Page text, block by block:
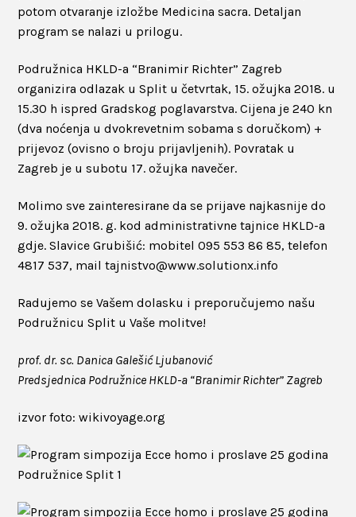
potom otvaranje izložbe Medicina sacra. Detaljan
program se nalazi u prilogu.
Podružnica HKLD-a “Branimir Richter” Zagreb
organizira odlazak u Split u četvrtak, 15. ožujka 2018. u
15.30 h ispred Gradskog poglavarstva. Cijena je 240 kn
(dva noćenja u dvokrevetnim sobama s doručkom) +
prijevoz (ovisno o broju prijavljenih). Povratak u
Zagreb je u subotu 17. ožujka navečer.
Molimo sve zainteresirane da se prijave najkasnije do
9. ožujka 2018. g. kod administrativne tajnice HKLD-a
gdje. Slavice Grubišić: mobitel 095 553 86 85, telefon
4817 537, mail tajnistvo@www.solutionx.info
Radujemo se Vašem dolasku i preporučujemo našu
Podružnicu Split u Vaše molitve!
prof. dr. sc. Danica Galešić Ljubanović
Predsjednica Podružnice HKLD-a “Branimir Richter” Zagreb
izvor foto: wikivoyage.org